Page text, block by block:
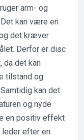
arm- og
kan være en
det kræver
Derfor er disc
det kan
tilstand og
kan det
og nyde
en positiv effekt
efter en